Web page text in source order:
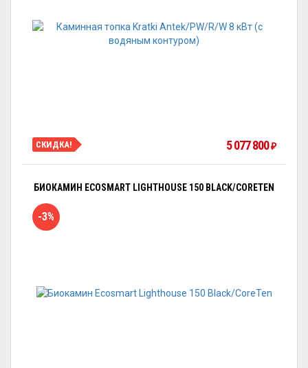
СКИДКА! 5 077 800₽
БИОКАМИН ECOSMART LIGHTHOUSE 150 BLACK/CORETEN
-3%